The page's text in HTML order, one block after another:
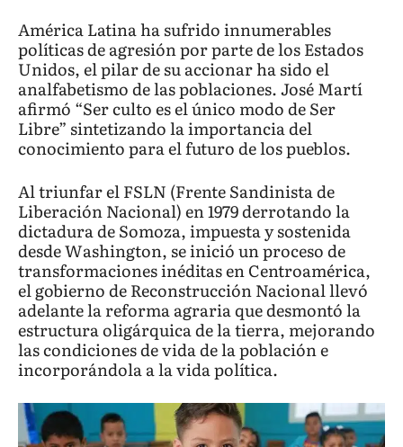
América Latina ha sufrido innumerables
políticas de agresión por parte de los Estados
Unidos, el pilar de su accionar ha sido el
analfabetismo de las poblaciones. José Martí
afirmó “Ser culto es el único modo de Ser
Libre” sintetizando la importancia del
conocimiento para el futuro de los pueblos.
Al triunfar el FSLN (Frente Sandinista de
Liberación Nacional) en 1979 derrotando la
dictadura de Somoza, impuesta y sostenida
desde Washington, se inició un proceso de
transformaciones inéditas en Centroamérica,
el gobierno de Reconstrucción Nacional llevó
adelante la reforma agraria que desmontó la
estructura oligárquica de la tierra, mejorando
las condiciones de vida de la población e
incorporándola a la vida política.